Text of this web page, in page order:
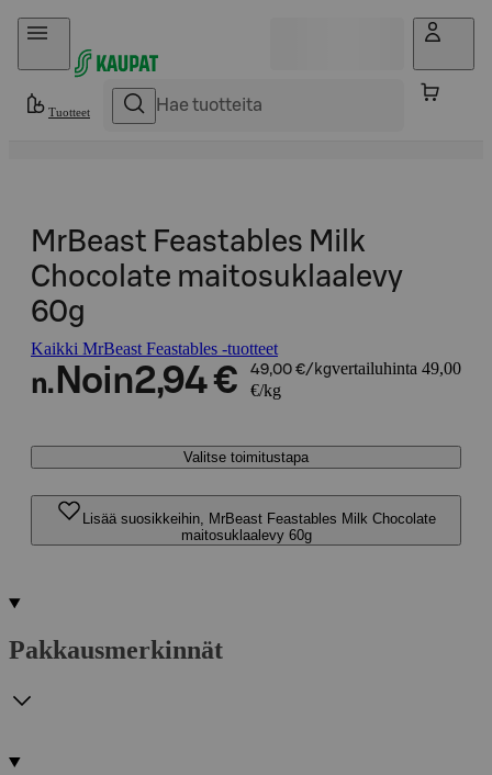
Hyppää sisältöön
Tuotteet
MrBeast Feastables Milk
Chocolate maitosuklaalevy
60g
Kaikki MrBeast Feastables -tuotteet
n. Noin2,94 € 49,00 €/kgvertailuhinta 49,00
€/kg
Valitse toimitustapa
Lisää suosikkeihin, MrBeast Feastables Milk Chocolate
maitosuklaalevy 60g
Pakkausmerkinnät